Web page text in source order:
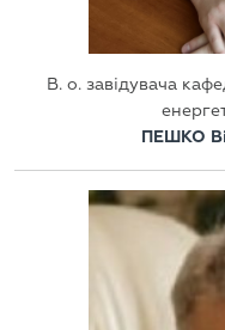
В. о. завідувача
ПЕШКО